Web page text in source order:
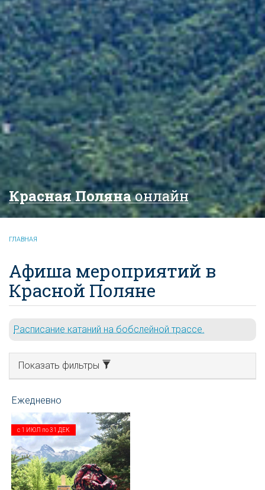
Красная Полянаонлайн
ГЛАВНАЯ
Афиша мероприятий в
Красной Поляне
Расписание катаний на бобслейной трассе.
Показать фильтры
с 1 ИЮЛ по31 ДЕК